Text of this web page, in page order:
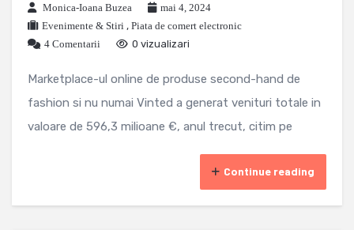
Monica-Ioana Buzea
mai 4, 2024
Evenimente & Stiri , Piata de comert electronic
4 Comentarii
0 vizualizari
Marketplace-ul online de produse second-hand de
fashion si nu numai Vinted a generat venituri totale in
valoare de 596,3 milioane €, anul trecut, citim pe
Continue reading